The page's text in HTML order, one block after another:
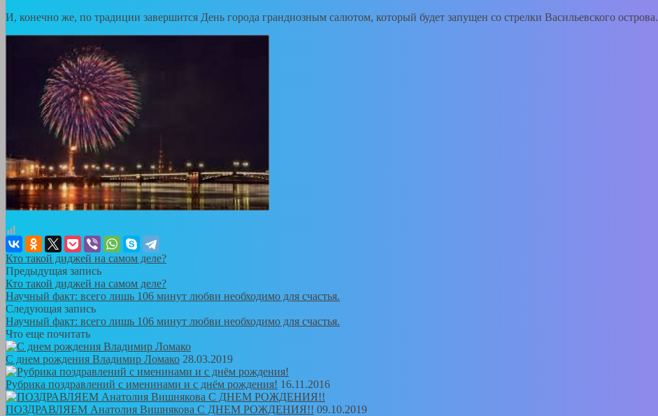
И, конечно же, по традиции завершится День города грандиозным салютом, который будет запущен со стрелки Васильевского острова.
Кто такой диджей на самом деле?
Предыдущая запись
Кто такой диджей на самом деле?
Научный факт: всего лишь 106 минут любви необходимо для счастья.
Следующая запись
Научный факт: всего лишь 106 минут любви необходимо для счастья.
Что еще почитать
С днем рождения Владимир Ломако 28.03.2019
Рубрика поздравлений с именинами и с днём рождения! 16.11.2016
ПОЗДРАВЛЯЕМ Анатолия Вишнякова С ДНЕМ РОЖДЕНИЯ!! 09.10.2019